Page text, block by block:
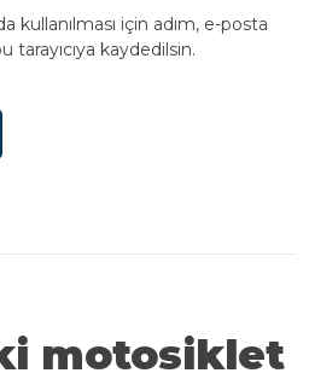
kullanılması için adım, e-posta
kaydedilsin.
motosiklet